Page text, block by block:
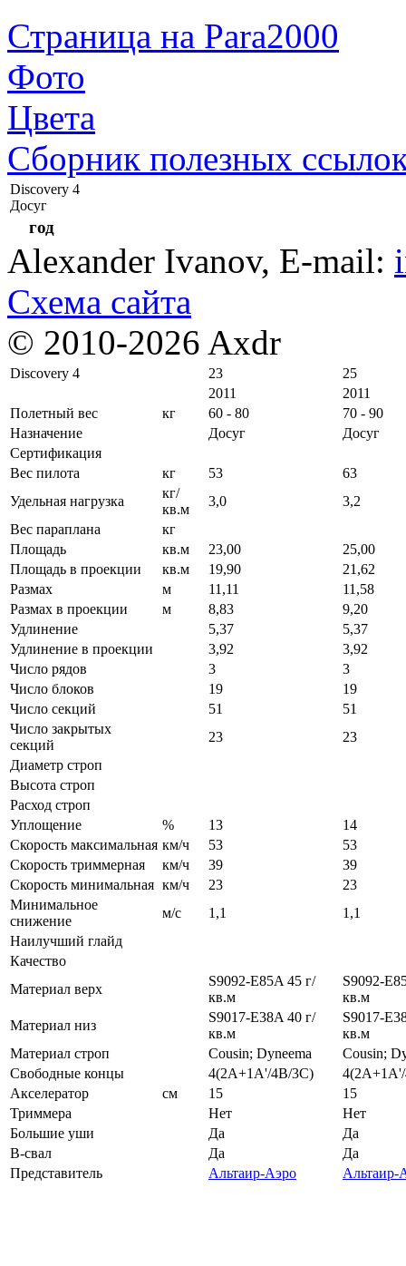
Страница на Para2000
Фото
Цвета
Сборник полезных
Discovery 4
Досуг
год
Alexander Ivanov, E-mail:
Схема сайта
© 2010-2026 Axdr
Discovery 4 23
25
2011
2011
Полетный вес
кг 60 - 80
70 - 90
Назначение
Досуг
Досуг
Сертификация
Вес пилота
кг 53
63
Удельная нагрузка
кг/
кв.м
3,0
3,2
Вес параплана
кг
Площадь
кв.м 23,00
25,00
Площадь в проекции
кв.м 19,90
21,62
Размах
м 11,11
11,58
Размах в проекции
м 8,83
9,20
Удлинение
5,37
5,37
Удлинение в проекции
3,92
3,92
Число рядов
3
3
Число блоков
19
19
Число секций
51
51
Число закрытых
секций
23
23
Диаметр строп
Высота строп
Расход строп
Уплощение
% 13
14
Скорость максимальная км/ч 53
53
Скорость триммерная
км/ч 39
39
Скорость минимальная км/ч 23
23
Минимальное
снижение
м/с 1,1
1,1
Наилучший глайд
Качество
Материал верх
S9092-E85A 45 г/
кв.м
S9092-
кв.м
Материал низ
S9017-E38A 40 г/
кв.м
S9017-
кв.м
Материал строп
Cousin; Dyneema
Cousin;
Свободные концы
4(2A+1A'/4B/3C)
Акселератор
см 15
15
Триммера
Нет
Нет
Большие уши
Да
Да
B-свал
Да
Да
Представитель
Альтаир-Аэро Альтаир-